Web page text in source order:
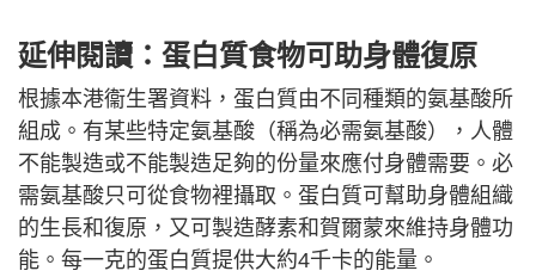
延伸閱讀：蛋白質食物可助身體復原
根據本港衞生署資料，蛋白質由不同種類的氨基酸所
組成。有某些特定氨基酸（稱為必需氨基酸），人體
不能製造或不能製造足夠的份量來應付身體需要。必
需氨基酸只可從食物裡攝取。蛋白質可幫助身體組織
的生長和復原，又可製造酵素和賀爾蒙來維持身體功
能。每一克的蛋白質提供大約4千卡的能量。